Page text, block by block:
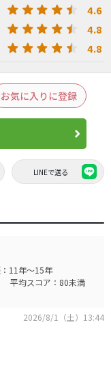
4.6
4.8
4.8
お気に入りに登録
LINEで送る
11年～15年
平均スコア：80未満
2026/8/1（土）13:44